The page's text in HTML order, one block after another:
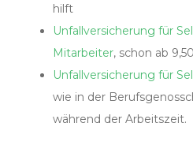
hilft
Unfallversicherung für
Mitarbeiter, schon ab
Unfallversicherung für
wie in der
während der Arbeitszeit.